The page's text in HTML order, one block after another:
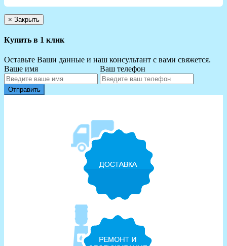
× Закрыть
Купить в 1 клик
Оставьте Ваши данные и наш консультант с вами свяжется.
Ваше имя
Ваш телефон
Отправить